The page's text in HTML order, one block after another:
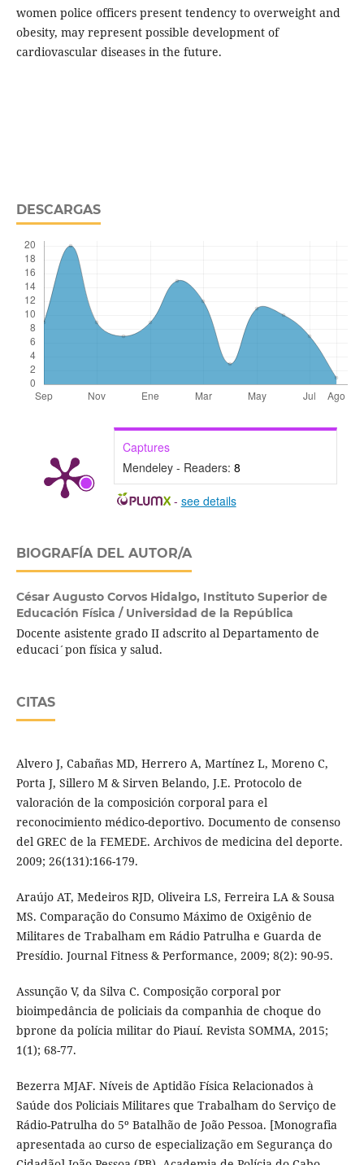
women police officers present tendency to overweight and
obesity, may represent possible development of
cardiovascular diseases in the future.
DESCARGAS
Captures
Mendeley - Readers: 8
- see details
BIOGRAFÍA DEL AUTOR/A
César Augusto Corvos Hidalgo, Instituto Superior de
Educación Física / Universidad de la República
Docente asistente grado II adscrito al Departamento de
educaci´pon física y salud.
CITAS
Alvero J, Cabañas MD, Herrero A, Martínez L, Moreno C,
Porta J, Sillero M & Sirven Belando, J.E. Protocolo de
valoración de la composición corporal para el
reconocimiento médico-deportivo. Documento de consenso
del GREC de la FEMEDE. Archivos de medicina del deporte.
2009; 26(131):166-179.
Araújo AT, Medeiros RJD, Oliveira LS, Ferreira LA & Sousa
MS. Comparação do Consumo Máximo de Oxigênio de
Militares de Trabalham em Rádio Patrulha e Guarda de
Presídio. Journal Fitness & Performance, 2009; 8(2): 90-95.
Assunção V, da Silva C. Composição corporal por
bioimpedância de policiais da companhia de choque do
bprone da polícia militar do Piauí. Revista SOMMA, 2015;
1(1); 68-77.
Bezerra MJAF. Níveis de Aptidão Física Relacionados à
Saúde dos Policiais Militares que Trabalham do Serviço de
Rádio-Patrulha do 5º Batalhão de João Pessoa. [Monografia
apresentada ao curso de especialização em Segurança do